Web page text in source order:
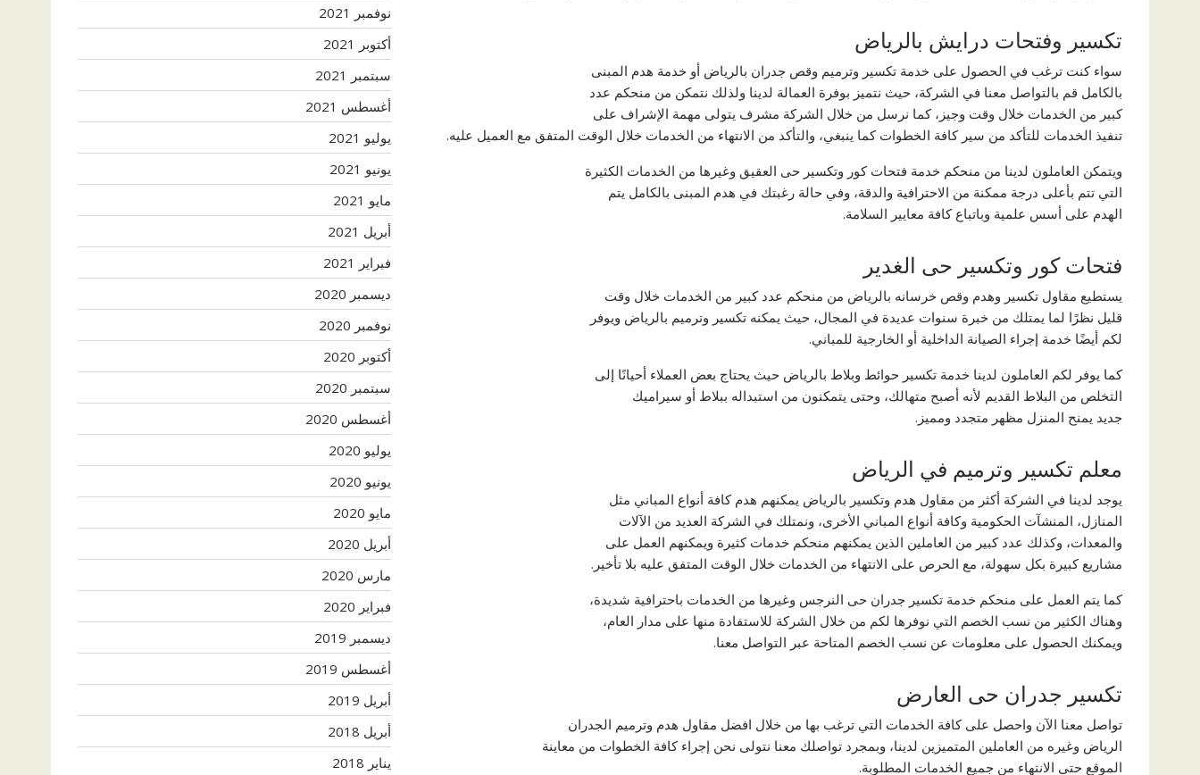
تكسير وفتحات درايش بالرياض
سواء كنت ترغب في الحصول على خدمة تكسير وترميم وقص جدران بالرياض أو خدمة هدم المبنى
بالكامل قم بالتواصل معنا في الشركة، حيث نتميز بوفرة العمالة لدينا ولذلك نتمكن من منحكم عدد
كبير من الخدمات خلال وقت وجيز، كما نرسل من خلال الشركة مشرف يتولى مهمة الإشراف على
تنفيذ الخدمات للتأكد من سير كافة الخطوات كما ينبغي، والتأكد من الانتهاء من الخدمات خلال الوقت المتفق مع العميل عليه.
ويتمكن العاملون لدينا من منحكم خدمة فتحات كور وتكسير حى العقيق وغيرها من الخدمات الكثيرة
التي تتم بأعلى درجة ممكنة من الاحترافية والدقة، وفي حالة رغبتك في هدم المبنى بالكامل يتم
الهدم على أسس علمية وباتباع كافة معايير السلامة.
فتحات كور وتكسير حى الغدير
يستطيع مقاول تكسير وهدم وقص خرسانه بالرياض من منحكم عدد كبير من الخدمات خلال وقت
قليل نظرًا لما يمتلك من خبرة سنوات عديدة في المجال، حيث يمكنه تكسير وترميم بالرياض ويوفر
لكم أيضًا خدمة إجراء الصيانة الداخلية أو الخارجية للمباني.
كما يوفر لكم العاملون لدينا خدمة تكسير حوائط وبلاط بالرياض حيث يحتاج بعض العملاء أحيانًا إلى
التخلص من البلاط القديم لأنه أصبح متهالك، وحتى يتمكنون من استبداله ببلاط أو سيراميك
جديد يمنح المنزل مظهر متجدد ومميز.
معلم تكسير وترميم في الرياض
يوجد لدينا في الشركة أكثر من مقاول هدم وتكسير بالرياض يمكنهم هدم كافة أنواع المباني مثل
المنازل، المنشآت الحكومية وكافة أنواع المباني الأخرى، ونمتلك في الشركة العديد من الآلات
والمعدات، وكذلك عدد كبير من العاملين الذين يمكنهم منحكم خدمات كثيرة ويمكنهم العمل على
مشاريع كبيرة بكل سهولة، مع الحرص على الانتهاء من الخدمات خلال الوقت المتفق عليه بلا تأخير.
كما يتم العمل على منحكم خدمة تكسير جدران حى النرجس وغيرها من الخدمات باحترافية شديدة،
وهناك الكثير من نسب الخصم التي نوفرها لكم من خلال الشركة للاستفادة منها على مدار العام،
ويمكنك الحصول على معلومات عن نسب الخصم المتاحة عبر التواصل معنا.
تكسير جدران حى العارض
تواصل معنا الآن واحصل على كافة الخدمات التي ترغب بها من خلال افضل مقاول هدم وترميم الجدران
الرياض وغيره من العاملين المتميزين لدينا، وبمجرد تواصلك معنا نتولى نحن إجراء كافة الخطوات من معاينة
الموقع حتى الانتهاء من جميع الخدمات المطلوبة.
نوفمبر 2021
أكتوبر 2021
سبتمبر 2021
أغسطس 2021
يوليو 2021
يونيو 2021
مايو 2021
أبريل 2021
فبراير 2021
ديسمبر 2020
نوفمبر 2020
أكتوبر 2020
سبتمبر 2020
أغسطس 2020
يوليو 2020
يونيو 2020
مايو 2020
أبريل 2020
مارس 2020
فبراير 2020
ديسمبر 2019
أغسطس 2019
أبريل 2019
أبريل 2018
يناير 2018